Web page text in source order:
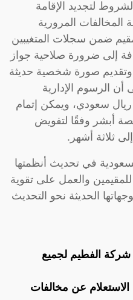
لتجديد الإقامة
المخالفات المرورية
ضمن سجلات المتغيبين
إلى ضرورة صلاحية جواز
وتقديم صورة شخصية حديثة
أن الرسوم الإدارية
للتجديد تتراوح بين 500 و600 ريال سعودي، ويمكن إتمام
أبشر وفقًا لتفويض
ثلاثة أشهر.
في تحديث أنظمتها
للمقيمين والعمل على تقوية
الحديثة نحو التحديث
الفطيم لجميع
عن مخالفات